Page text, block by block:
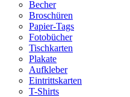
Becher
Broschüren
Papier-Tags
Fotobücher
Tischkarten
Plakate
Aufkleber
Eintrittskarten
T-Shirts